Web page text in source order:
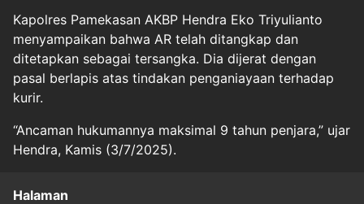
Kapolres Pamekasan AKBP Hendra Eko Triyulianto
menyampaikan bahwa AR telah ditangkap dan
ditetapkan sebagai tersangka. Dia dijerat dengan
pasal berlapis atas tindakan penganiayaan terhadap
kurir.
“Ancaman hukumannya maksimal 9 tahun penjara,” ujar
Hendra, Kamis (3/7/2025).
Halaman